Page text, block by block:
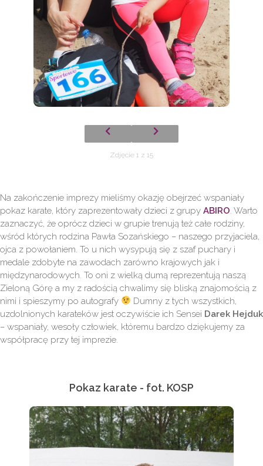
Zdjęcie 1 z 15
Na zakończenie imprezy mieliśmy okazję obejrzeć wspaniały
pokaz karate, który zaprezentowały dzieci z grupy ABIRO. Warto
zaznaczyć, że oprócz dzieci w grupie trenują też całe rodziny,
wśród których rodzina Pawła Sozańskiego – naszego przyjaciela,
ojca z powołaniem. To u nich wysypują się z szaf puchary i
medale zdobyte na zawodach zarówno krajowych jak i
międzynarodowych. To oni z wielką dumą reprezentują naszą
Zieloną Górę a my z radością chwalimy się bliską znajomością z
nimi i spieszymy po autografy
Dumny z tych wszystkich,
uzdolnionych karateków jest oczywiście ich Sensei Darek Hejduk
– wspaniały, wesoły człowiek, któremu bardzo dziękujemy za
współpracę przy tej imprezie.
Pokaz karate - fot. KOSP